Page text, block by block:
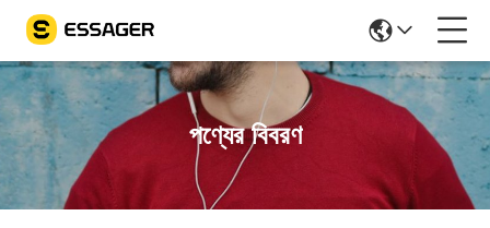
পণ্যের বিবরণ